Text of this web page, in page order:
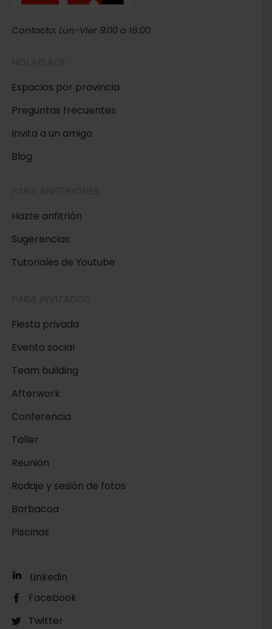
Contacto: Lun-Vier 9:00 a 16:00
Espacios por provincia
Preguntas frecuentes
Invita a un amigo
Blog
Hazte anfitrión
Sugerencias
Tutoriales de Youtube
Fiesta privada
Evento social
Team building
Afterwork
Conferencia
Taller
Reunión
Rodaje y sesión de fotos
Barbacoa
Piscinas
Linkedin
Facebook
Twitter